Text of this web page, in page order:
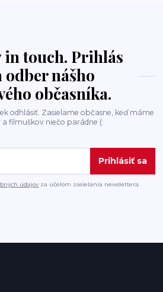
in touch. Prihlás
odber nášho
občasníka.
odhlásiť. Zasielame občasne, keď máme
filmuškov niečo parádne (:
Prihlásiť sa
údajov za účelom zasielania newslettera.